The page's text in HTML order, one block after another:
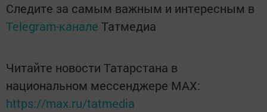
Следите за самым важным и интересным в
Telegram-канале Татмедиа
Читайте новости Татарстана в
национальном мессенджере MАХ:
https://max.ru/tatmedia